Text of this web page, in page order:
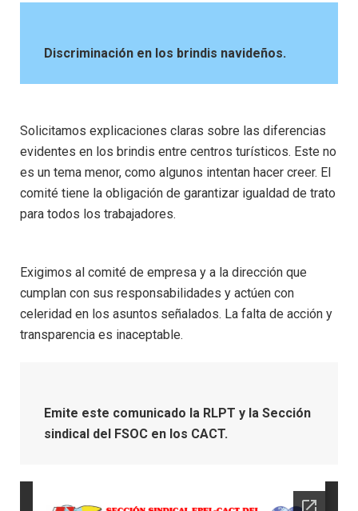
Discriminación en los brindis navideños.
Solicitamos explicaciones claras sobre las diferencias
evidentes en los brindis entre centros turísticos. Este no
es un tema menor, como algunos intentan hacer creer. El
comité tiene la obligación de garantizar igualdad de trato
para todos los trabajadores.
Exigimos al comité de empresa y a la dirección que
cumplan con sus responsabilidades y actúen con
celeridad en los asuntos señalados. La falta de acción y
transparencia es inaceptable.
Emite este comunicado la RLPT y la Sección
sindical del FSOC en los CACT.